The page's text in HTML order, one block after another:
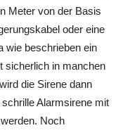
Meter von der Basis
oder eine
wie beschrieben ein
sicherlich in manchen
die Sirene dann
Alarmsirene mit
Noch